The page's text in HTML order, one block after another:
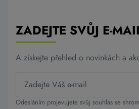
ZADEJTE SVŮJ E-
A získejte přehled o novinkách a
Odesláním projevujete svůj souhlas se